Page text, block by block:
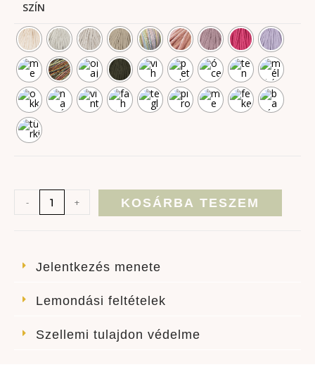
SZÍN
- + KOSÁRBA TESZEM
Jelentkezés menete
Lemondási feltételek
Szellemi tulajdon védelme